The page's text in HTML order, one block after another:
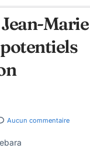
Marie
Aucun commentaire